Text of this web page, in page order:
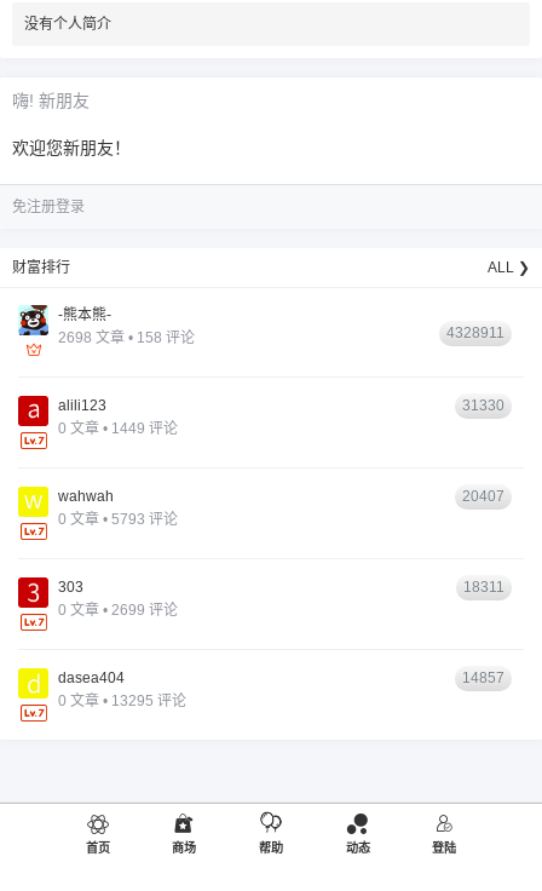
没有个人简介
嗨! 新朋友
欢迎您新朋友！
免注册登录
财富排行 ALL ❯
-熊本熊-
2698 文章 • 158 评论
4328911
alili123
0 文章 • 1449 评论
31330
wahwah
0 文章 • 5793 评论
20407
303
0 文章 • 2699 评论
18311
dasea404
0 文章 • 13295 评论
14857
首页 商场 帮助 动态 登陆